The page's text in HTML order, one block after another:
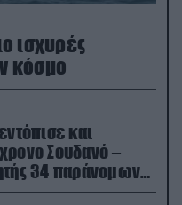
ισχυρές
κόσμο
και
Σουδανό –
34 παράνομων